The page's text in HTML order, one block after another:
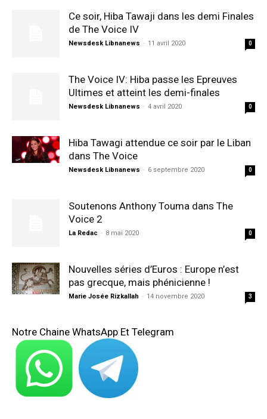
Ce soir, Hiba Tawaji dans les demi Finales
de The Voice IV
Newsdesk Libnanews - 11 avril 2020 0
The Voice IV: Hiba passe les Epreuves
Ultimes et atteint les demi-finales
Newsdesk Libnanews - 4 avril 2020 0
Hiba Tawagi attendue ce soir par le Liban
dans The Voice
Newsdesk Libnanews - 6 septembre 2020 0
Soutenons Anthony Touma dans The
Voice 2
La Redac - 8 mai 2020 0
Nouvelles séries d’Euros : Europe n’est
pas grecque, mais phénicienne !
Marie Josée Rizkallah - 14 novembre 2020 3
Notre Chaine WhatsApp Et Telegram